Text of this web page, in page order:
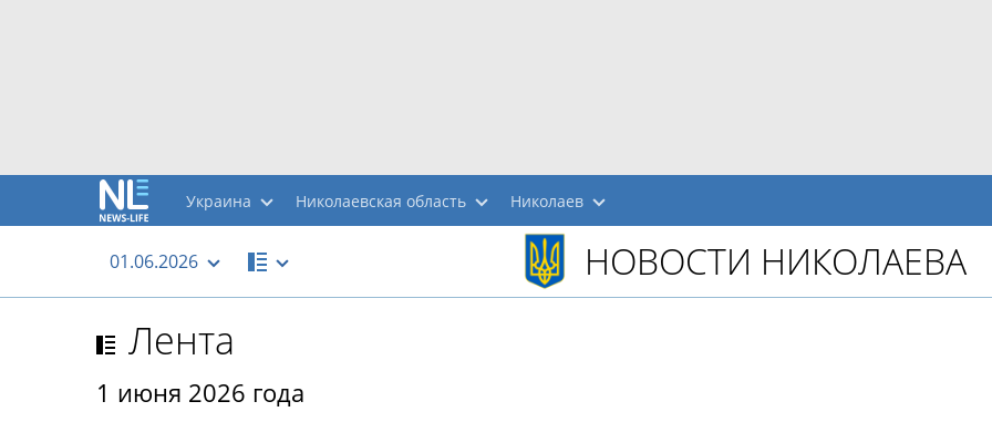
Украина Николаевская область Николаев
01.06.2026 НОВОСТИ НИКОЛАЕВА
Лента
1 июня 2026 года